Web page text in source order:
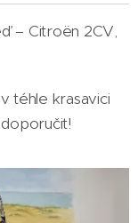
– Citroën 2CV,
téhle krasavici